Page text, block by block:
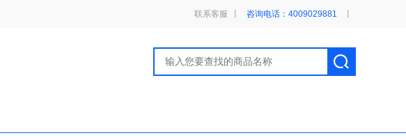
联系客服 咨询电话：4009029881